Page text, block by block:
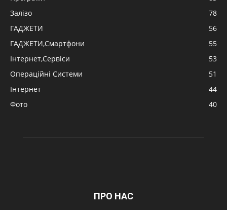
Залізо
78
ГАДЖЕТИ
56
ГАДЖЕТИ,Смартфони
55
Інтернет,Сервіси
53
Операційні Системи
51
Інтернет
44
Фото
40
ПРО НАС